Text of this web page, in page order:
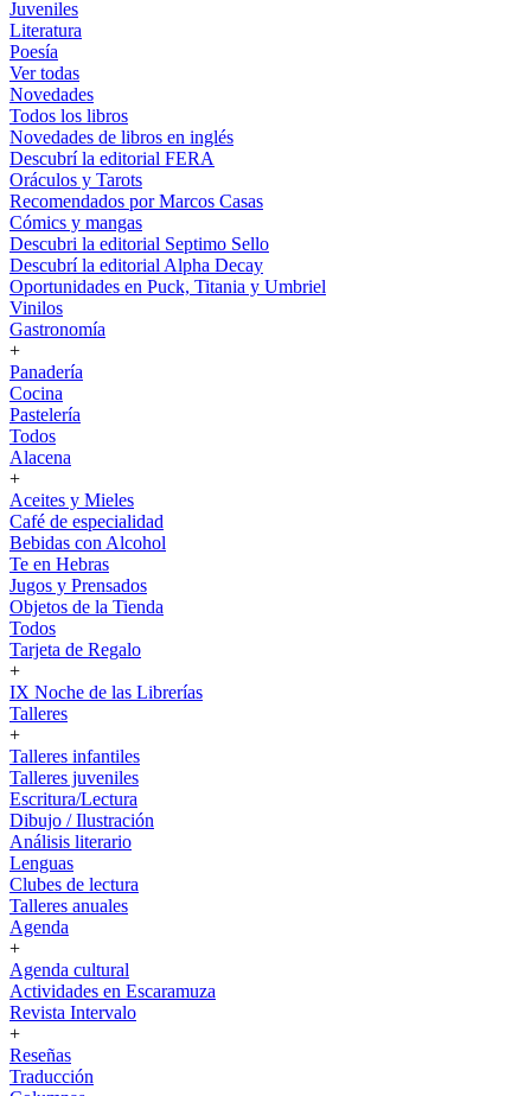
Juveniles
Literatura
Poesía
Ver todas
Novedades
Todos los libros
Novedades de libros en inglés
Descubrí la editorial FERA
Oráculos y Tarots
Recomendados por Marcos Casas
Cómics y mangas
Descubri la editorial Septimo Sello
Descubrí la editorial Alpha Decay
Oportunidades en Puck, Titania y Umbriel
Vinilos
Gastronomía
+
Panadería
Cocina
Pastelería
Todos
Alacena
+
Aceites y Mieles
Café de especialidad
Bebidas con Alcohol
Te en Hebras
Jugos y Prensados
Objetos de la Tienda
Todos
Tarjeta de Regalo
+
IX Noche de las Librerías
Talleres
+
Talleres infantiles
Talleres juveniles
Escritura/Lectura
Dibujo / Ilustración
Análisis literario
Lenguas
Clubes de lectura
Talleres anuales
Agenda
+
Agenda cultural
Actividades en Escaramuza
Revista Intervalo
+
Reseñas
Traducción